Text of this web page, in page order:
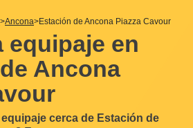
Ancona Estación de Ancona Piazza Cavour
equipaje en
Ancona
cerca de Estación de